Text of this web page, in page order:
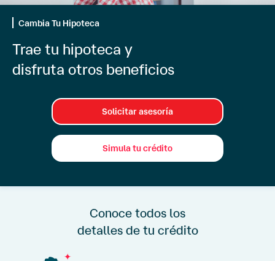
Cambia Tu Hipoteca
Cambia
tu
hipoteca
de
Banamex
Trae tu hipoteca y
disfruta otros beneficios
Solicitar asesoría
Simula tu crédito
Conoce todos los
detalles de tu crédito